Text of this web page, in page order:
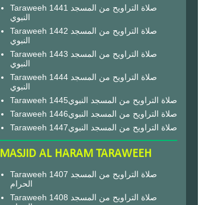
Taraweeh 1441 صلاة التراويح من المسجد
النبوي
Taraweeh 1442 صلاة التراويح من المسجد
النبوي
Taraweeh 1443 صلاة التراويح من المسجد
النبوي
Taraweeh 1444 صلاة التراويح من المسجد
النبوي
Taraweeh 1445صلاة التراويح من المسجد النبوي
Taraweeh 1446صلاة التراويح من المسجد النبوي
Taraweeh 1447صلاة التراويح من المسجد النبوي
MASJID AL HARAM TARAWEEH
Taraweeh 1407 صلاة التراويح من المسجد
الحرام
Taraweeh 1408 صلاة التراويح من المسجد